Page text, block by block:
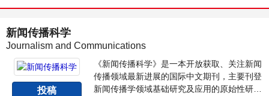
新闻传播科学
Journalism and Communications
投稿
《新闻传播科学》是一本开放获取、关注新闻
传播领域最新进展的国际中文期刊，主要刊登
新闻传播学领域基础研究及应用的原始性研究